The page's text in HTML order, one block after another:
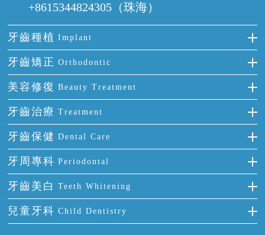
+8615344824305（珠海）
牙齒種植 Implant
種牙
單顆牙缺失
門牙缺失
多顆牙缺失
半口缺失
全口缺失
牙齒矯正 Orthodontic
隱形箍牙
前牙反頜
牙齒擁擠
牙齒前突
牙齒稀疏
美容修復 Beauty Treatment
全瓷牙
烤瓷牙
氟斑牙
四環素牙
活動假牙
牙貼面
牙齒治療 Treatment
補牙
智齒
根管治療
拔牙
牙痛
牙齒保健 Dental Care
正確刷牙
全國愛牙日
預防牙病
牙科通識
牙周專科 Periodontal
牙周炎
牙齦出血
牙齦炎
牙齒美白 Teeth Whitening
冷光美白
兒童牙科 Child Dentistry